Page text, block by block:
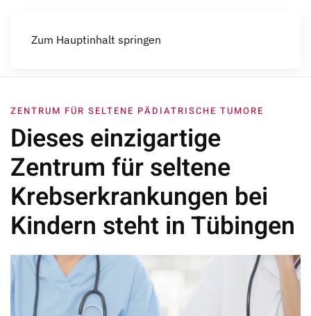
Zum Hauptinhalt springen
ZENTRUM FÜR SELTENE PÄDIATRISCHE TUMORE
Dieses einzigartige
Zentrum für seltene
Krebserkrankungen bei
Kindern steht in Tübingen